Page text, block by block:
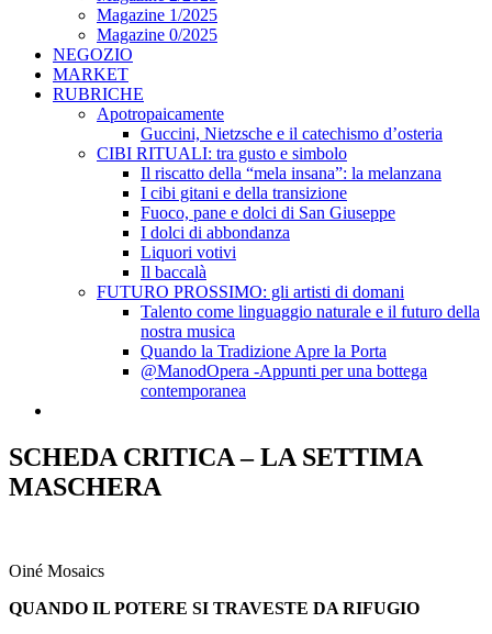
Magazine 1/2025
Magazine 0/2025
NEGOZIO
MARKET
RUBRICHE
Apotropaicamente
Guccini, Nietzsche e il catechismo d’osteria
CIBI RITUALI: tra gusto e simbolo
Il riscatto della “mela insana”: la melanzana
I cibi gitani e della transizione
Fuoco, pane e dolci di San Giuseppe
I dolci di abbondanza
Liquori votivi
Il baccalà
FUTURO PROSSIMO: gli artisti di domani
Talento come linguaggio naturale e il futuro della
nostra musica
Quando la Tradizione Apre la Porta
@ManodOpera -Appunti per una bottega
contemporanea
SCHEDA CRITICA – LA SETTIMA
MASCHERA
Oiné Mosaics
QUANDO IL POTERE SI TRAVESTE DA RIFUGIO